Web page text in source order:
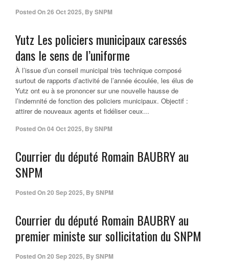
Posted On26 Oct 2025, BySNPM
Yutz Les policiers municipaux caressés
dans le sens de l’uniforme
À l’issue d’un conseil municipal très technique composé
surtout de rapports d’activité de l’année écoulée, les élus de
Yutz ont eu à se prononcer sur une nouvelle hausse de
l’indemnité de fonction des policiers municipaux. Objectif :
attirer de nouveaux agents et fidéliser ceux...
Posted On04 Oct 2025, BySNPM
Courrier du député Romain BAUBRY au
SNPM
Posted On20 Sep 2025, BySNPM
Courrier du député Romain BAUBRY au
premier ministe sur sollicitation du SNPM
Posted On20 Sep 2025, BySNPM